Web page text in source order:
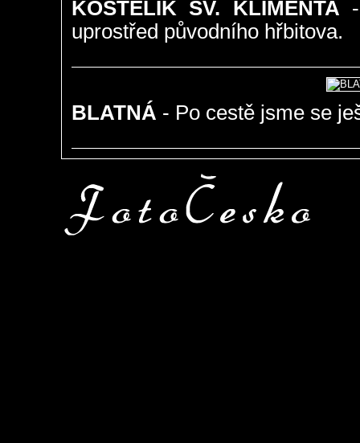
KOSTELÍK SV. KLIMENTA
uprostřed původního hřbitova.
BLATNÁ - Po cestě jsme se